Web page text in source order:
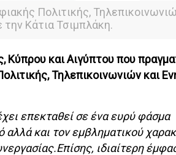
Πολιτικής,
Κάτια Τσιμπλάκη.
και Αιγύπτου που
Τηλεπικοινωνιών και
επεκταθεί σε ένα ευρύ φάσμα
αλλά και τον εμβληματικού
ιδιαίτερη